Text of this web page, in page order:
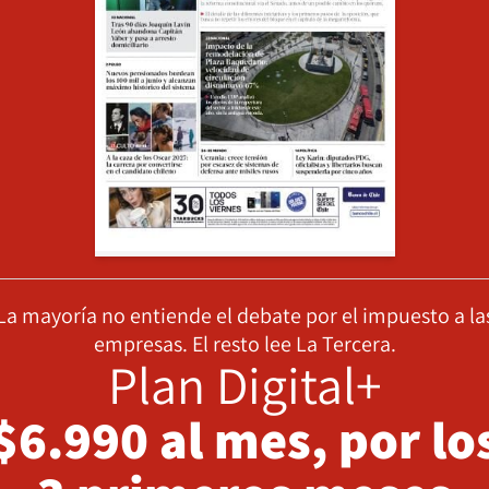
mayoría no entiende el debate por el impuesto a
empresas. El resto lee La Tercera.
Plan Digital+
al mes, por